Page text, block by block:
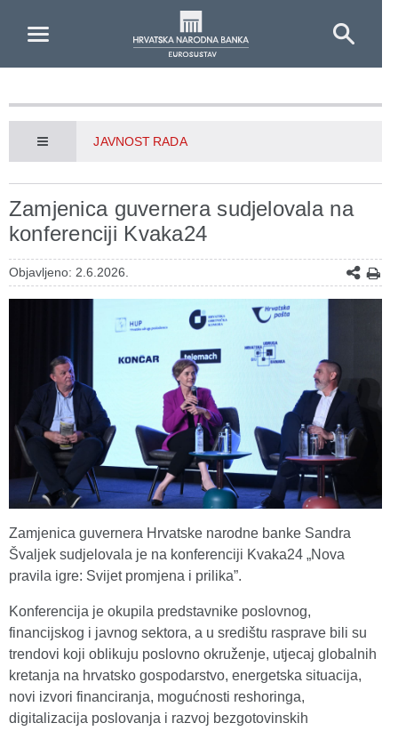
JAVNOST RADA
Zamjenica guvernera sudjelovala na
konferenciji Kvaka24
Objavljeno: 2.6.2026.
Zamjenica guvernera Hrvatske narodne banke Sandra
Švaljek sudjelovala je na konferenciji Kvaka24 „Nova
pravila igre: Svijet promjena i prilika”.
Konferencija je okupila predstavnike poslovnog,
financijskog i javnog sektora, a u središtu rasprave bili su
trendovi koji oblikuju poslovno okruženje, utjecaj globalnih
kretanja na hrvatsko gospodarstvo, energetska situacija,
novi izvori financiranja, mogućnosti reshoringa,
digitalizacija poslovanja i razvoj bezgotovinskih